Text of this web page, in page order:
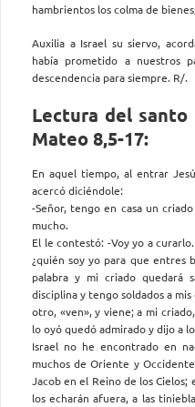
hambrientos los colma de
Auxilia a Israel su siervo,
había prometido a nuestros
descendencia para siempre. R/.
Lectura del santo
Mateo 8,5-17:
En aquel tiempo, al entrar
acercó diciéndole:
-Señor, tengo en casa un
mucho.
El le contestó: -Voy yo a
¿quién soy yo para que entres
palabra y mi criado quedará
disciplina y tengo soldados a
otro, «ven», y viene; a mi
lo oyó quedó admirado y dijo a
Israel no he encontrado en
muchos de Oriente y
Jacob en el Reino de los Cielos;
los echarán afuera, a las